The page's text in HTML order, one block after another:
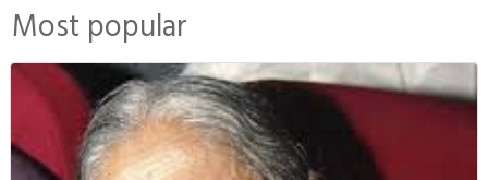
Most popular